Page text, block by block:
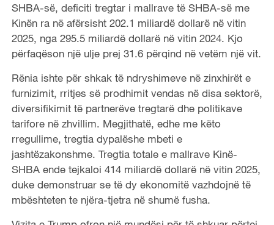
SHBA-së, deficiti tregtar i mallrave të SHBA-së me
Kinën ra në afërsisht 202.1 miliardë dollarë në vitin
2025, nga 295.5 miliardë dollarë në vitin 2024. Kjo
përfaqëson një ulje prej 31.6 përqind në vetëm një vit.
Rënia ishte për shkak të ndryshimeve në zinxhirët e
furnizimit, rritjes së prodhimit vendas në disa sektorë,
diversifikimit të partnerëve tregtarë dhe politikave
tarifore në zhvillim. Megjithatë, edhe me këto
rregullime, tregtia dypalëshe mbeti e
jashtëzakonshme. Tregtia totale e mallrave Kinë-
SHBA ende tejkaloi 414 miliardë dollarë në vitin 2025,
duke demonstruar se të dy ekonomitë vazhdojnë të
mbështeten te njëra-tjetra në shumë fusha.